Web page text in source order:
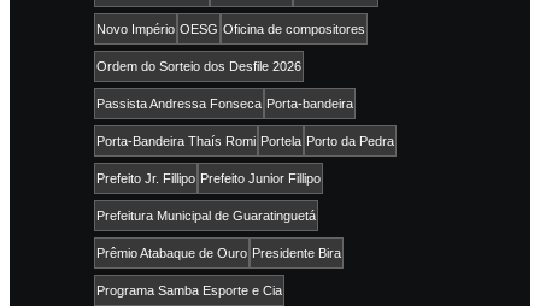
Novo Império OESG Oficina de compositores
Ordem do Sorteio dos Desfile 2026
Passista Andressa Fonseca Porta-bandeira
Porta-Bandeira Thaís Romi Portela Porto da Pedra
Prefeito Jr. Fillipo Prefeito Junior Fillipo
Prefeitura Municipal de Guaratinguetá
Prêmio Atabaque de Ouro Presidente Bira
Programa Samba Esporte e Cia